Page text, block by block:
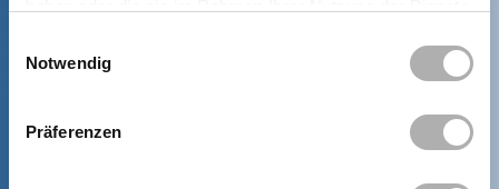
Notwendig
Präferenzen